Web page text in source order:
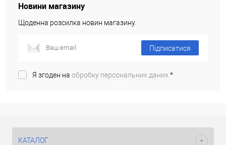
Новини магазину
Щоденна розсилка новин магазину.
Підписатися
Я згоден на обробку персональних даних.*
КАТАЛОГ